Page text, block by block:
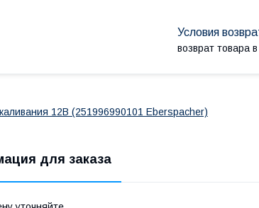
возврат товара
12В (251996990101 Eberspacher)
для заказа